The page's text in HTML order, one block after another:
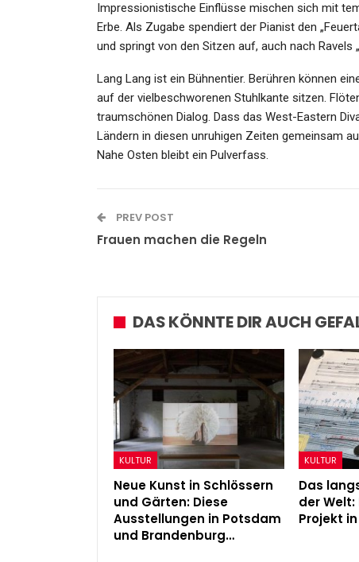
Impressionistische Einflüsse mischen sich mit
Erbe. Als Zugabe spendiert der Pianist den
und springt von den Sitzen auf, auch nach Ravels
Lang Lang ist ein Bühnentier. Berühren können
auf der vielbeschworenen Stuhlkante sitzen.
traumschönen Dialog. Dass das West-Eastern
Ländern in diesen unruhigen Zeiten gemeinsam
Nahe Osten bleibt ein Pulverfass.
PREV POST
Frauen machen die Regeln
DAS KÖNNTE DIR AUCH
KULTUR
Neue Kunst in Schlössern
und Gärten: Diese
Ausstellungen in Potsdam
und Brandenburg…
KULTUR
Das
der
Projekt
Global Champions Tour:
Millionen-Reitturnier Wegen